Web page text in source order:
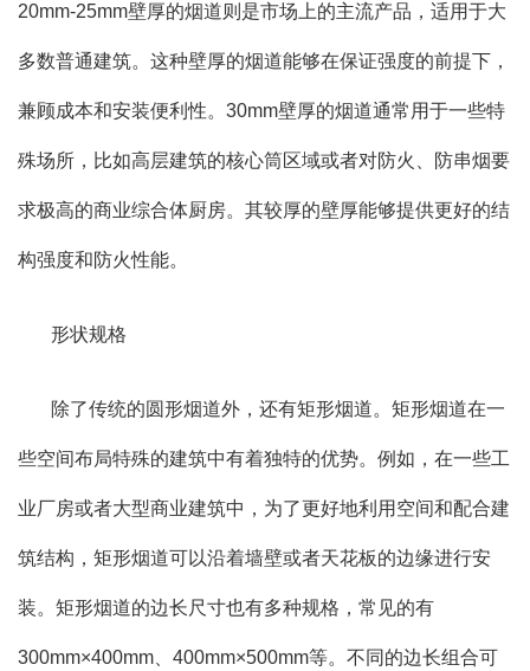
20mm-25mm壁厚的烟道则是市场上的主流产品，适用于大
多数普通建筑。这种壁厚的烟道能够在保证强度的前提下，
兼顾成本和安装便利性。30mm壁厚的烟道通常用于一些特
殊场所，比如高层建筑的核心筒区域或者对防火、防串烟要
求极高的商业综合体厨房。其较厚的壁厚能够提供更好的结
构强度和防火性能。
形状规格
除了传统的圆形烟道外，还有矩形烟道。矩形烟道在一
些空间布局特殊的建筑中有着独特的优势。例如，在一些工
业厂房或者大型商业建筑中，为了更好地利用空间和配合建
筑结构，矩形烟道可以沿着墙壁或者天花板的边缘进行安
装。矩形烟道的边长尺寸也有多种规格，常见的有
300mm×400mm、400mm×500mm等。不同的边长组合可